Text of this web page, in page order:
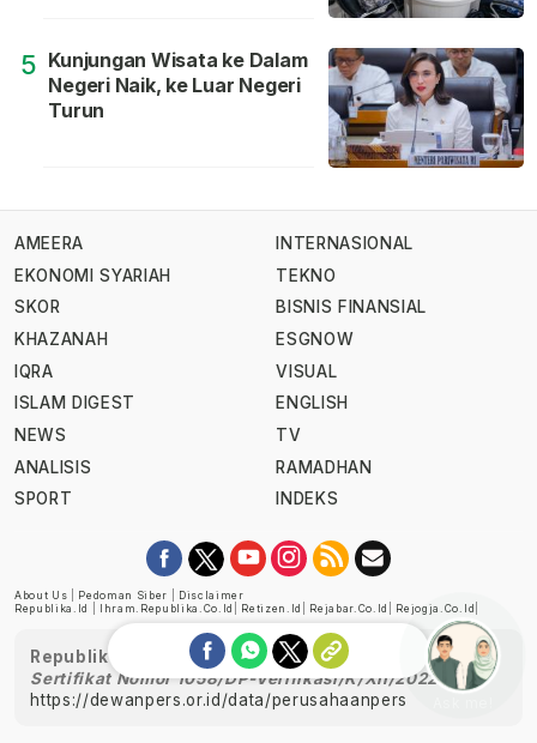
5 Kunjungan Wisata ke Dalam
Negeri Naik, ke Luar Negeri
Turun
AMEERA
EKONOMI SYARIAH
SKOR
KHAZANAH
IQRA
ISLAM DIGEST
NEWS
ANALISIS
SPORT
INTERNASIONAL
TEKNO
BISNIS FINANSIAL
ESGNOW
VISUAL
ENGLISH
TV
RAMADHAN
INDEKS
About Us Pedoman Siber
Disclaimer
Republika.id
Ihram.republika.co.id Retizen.id Rejabar.co.id Rejogja.co.id
Republika telah diverifikasi oleh Dewan Pers
Sertifikat Nomor 1058/DP-Verifikasi/K/XII/2022
https://dewanpers.or.id/data/perusahaanpers